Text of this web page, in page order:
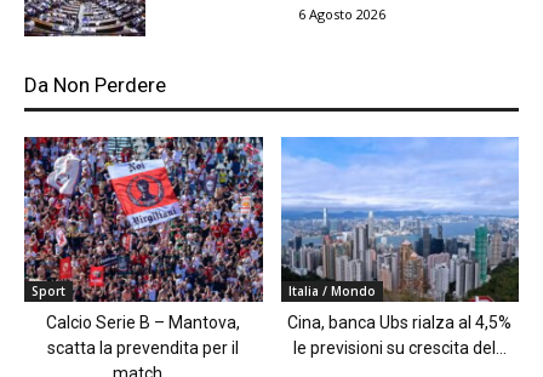
6 Agosto 2026
Da Non Perdere
Sport
Calcio Serie B – Mantova,
scatta la prevendita per il
match...
Italia / Mondo
Cina, banca Ubs rialza al 4,5%
le previsioni su crescita del...